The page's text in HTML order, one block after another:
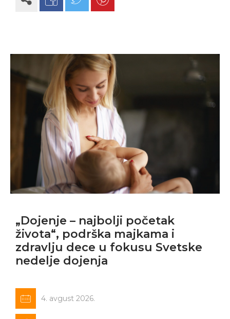
„Dojenje – najbolji početak
života“, podrška majkama i
zdravlju dece u fokusu Svetske
nedelje dojenja
4. avgust 2026.